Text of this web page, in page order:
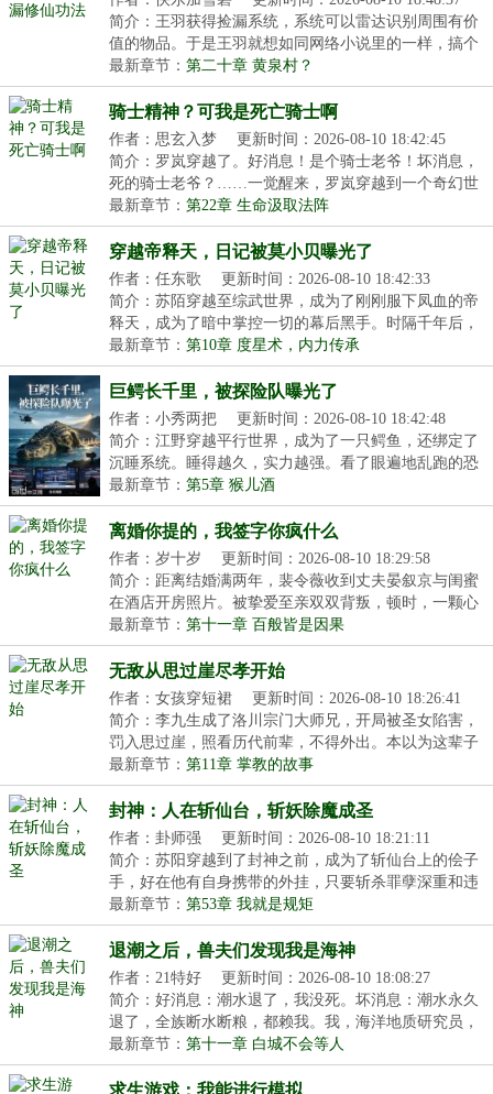
简介：王羽获得捡漏系统，系统可以雷达识别周围有价
值的物品。于是王羽就想如同网络小说里的一样，搞个
直...
最新章节： 第二十章 黄泉村？
骑士精神？可我是死亡骑士啊
作者：思玄入梦
更新时间：2026-08-10 18:42:45
简介：罗岚穿越了。好消息！是个骑士老爷！坏消息，
死的骑士老爷？……一觉醒来，罗岚穿越到一个奇幻世
界...
最新章节： 第22章 生命汲取法阵
穿越帝释天，日记被莫小贝曝光了
作者：任东歌
更新时间：2026-08-10 18:42:33
简介：苏陌穿越至综武世界，成为了刚刚服下凤血的帝
释天，成为了暗中掌控一切的幕后黑手。时隔千年后，
他...
最新章节： 第10章 度星术，内力传承
巨鳄长千里，被探险队曝光了
作者：小秀两把
更新时间：2026-08-10 18:42:48
简介：江野穿越平行世界，成为了一只鳄鱼，还绑定了
沉睡系统。睡得越久，实力越强。看了眼遍地乱跑的恐
龙...
最新章节： 第5章 猴儿酒
离婚你提的，我签字你疯什么
作者：岁十岁
更新时间：2026-08-10 18:29:58
简介：距离结婚满两年，裴令薇收到丈夫晏叙京与闺蜜
在酒店开房照片。被挚爱至亲双双背叛，顿时，一颗心
如...
最新章节： 第十一章 百般皆是因果
无敌从思过崖尽孝开始
作者：女孩穿短裙
更新时间：2026-08-10 18:26:41
简介：李九生成了洛川宗门大师兄，开局被圣女陷害，
罚入思过崖，照看历代前辈，不得外出。本以为这辈子
毫...
最新章节： 第11章 掌教的故事
封神：人在斩仙台，斩妖除魔成圣
作者：卦师强
更新时间：2026-08-10 18:21:11
简介：苏阳穿越到了封神之前，成为了斩仙台上的侩子
手，好在他有自身携带的外挂，只要斩杀罪孽深重和违
反...
最新章节： 第53章 我就是规矩
退潮之后，兽夫们发现我是海神
作者：21特好
更新时间：2026-08-10 18:08:27
简介：好消息：潮水退了，我没死。坏消息：潮水永久
退了，全族断水断粮，都赖我。我，海洋地质研究员，
被...
最新章节： 第十一章 白城不会等人
求生游戏：我能进行模拟